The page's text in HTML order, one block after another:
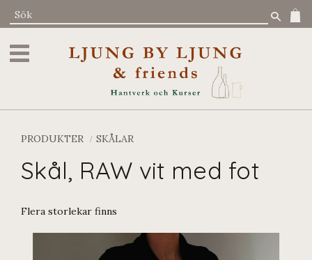
Meny
PRODUKTER SKÅLAR
Skål, RAW vit med fot
Flera storlekar finns